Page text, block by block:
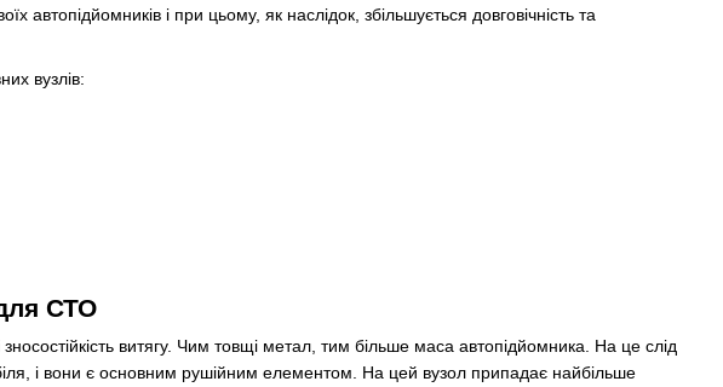
автопідйомників і при цьому, як наслідок, збільшується довговічність та
вузлів:
СТО
витягу. Чим товщі метал, тим більше маса автопідйомника. На це слід
і вони є основним рушійним елементом. На цей вузол припадає найбільше